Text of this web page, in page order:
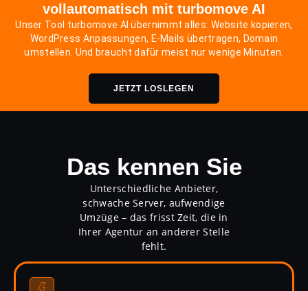
vollautomatisch mit turbomove AI
Unser Tool turbomove AI übernimmt alles: Website kopieren,
WordPress Anpassungen, E-Mails übertragen, Domain
umstellen. Und braucht dafür meist nur wenige Minuten.
JETZT LOSLEGEN
Das kennen Sie
Unterschiedliche Anbieter,
schwache Server, aufwendige
Umzüge – das frisst Zeit, die in
Ihrer Agentur an anderer Stelle
fehlt.